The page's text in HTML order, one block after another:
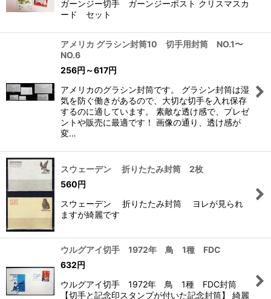
ガーンジー切手 ガーンジーポスト クリスマスカ
ード セット
アメリカ グラシン封筒10 切手用封筒 NO.1〜
NO.6
256円 ～617円
アメリカのグラシン封筒です。 グラシン封筒は湿
気を防ぐ働きがあるので、大切な切手を入れ保存
するのに適しています。 素敵な透け感で、プレゼ
ントや販売に最適です！ 画像の通り、透け感が
変…
スウェーデン 折りたたみ封筒 2枚
560円
スウェーデン 折りたたみ封筒 ヨレが見られ
ますが綺麗です
ウルグアイ切手 1972年 鳥 1種 FDC
632円
ウルグアイ切手 1972年 鳥 1種 FDC封筒
【切手と記念印スタンプが付いた記念封筒】 綺麗